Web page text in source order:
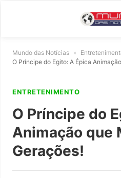
Mundo das Notícias »
O Príncipe do Egito: A Épica
ENTRETENIMENTO
O Príncipe do
Animação que
Gerações!